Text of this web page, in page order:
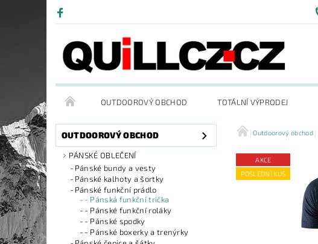
OUTDOOROVÝ OBCHOD TOTÁLNÍ VÝPRODEJ
OUTDOOROVÝ OBCHOD
PÁNSKÉ OBLEČENÍ
Pánské bundy a vesty
Pánské kalhoty a šortky
Pánské funkční prádlo
- Pánská funkční trička
- Pánské funkční roláky
- Pánské spodky
- Pánské boxerky a trenýrky
Outdoorový obchod
AKCE
POSLEDNÍ KUS